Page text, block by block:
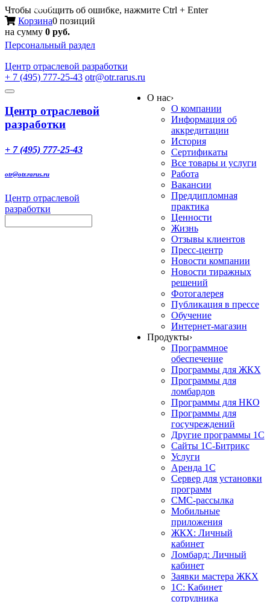
Чтобы сообщить об ошибке, нажмите Ctrl + Enter
Корзина0 позиций
на сумму 0 руб.
Персональный раздел
Центр отраслевой разработки
+ 7 (495) 777-25-43 otr@otr.rarus.ru
Toggle
Меню
Центр отраслевой
разработки
+ 7 (495) 777-25-43
otr@otr.rarus.ru
Центр отраслевой
разработки
О нас›
О компании
Информация об
аккредитации
История
Сертификаты
Все товары и услуги
Работа
Вакансии
Преддипломная
практика
Ценности
Жизнь
Отзывы клиентов
Пресс-центр
Новости компании
Новости тиражных
решений
Фотогалерея
Публикация в прессе
Обучение
Интернет-магазин
Продукты›
Программное
обеспечение
Программы для ЖКХ
Программы для
ломбардов
Программы для НКО
Программы для
госучреждений
Другие программы 1С
Сайты 1С-Битрикс
Услуги
Аренда 1С
Сервер для установки
программ
СМС-рассылка
Мобильные
приложения
ЖКХ: Личный
кабинет
Ломбард: Личный
кабинет
Заявки мастера ЖКХ
1С: Кабинет
сотрудника